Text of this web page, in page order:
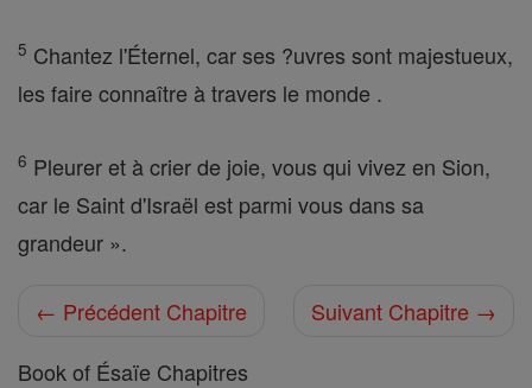
5 Chantez l'Éternel, car ses ?uvres sont majestueux,
les faire connaître à travers le monde .
6 Pleurer et à crier de joie, vous qui vivez en Sion,
car le Saint d'Israël est parmi vous dans sa
grandeur ».
← Précédent Chapitre
Suivant Chapitre →
Book of Ésaïe Chapitres